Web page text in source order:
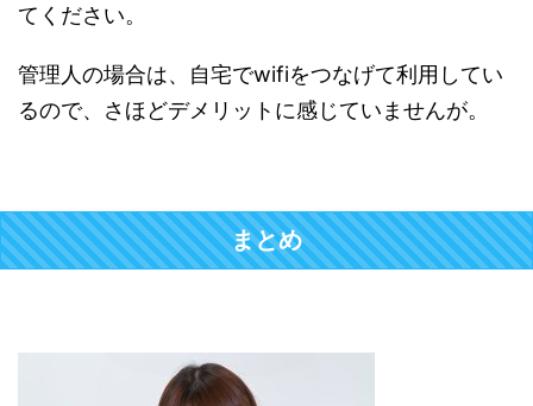
てください。
管理人の場合は、自宅でwifiをつなげて利用してい
るので、さほどデメリットに感じていませんが。
まとめ